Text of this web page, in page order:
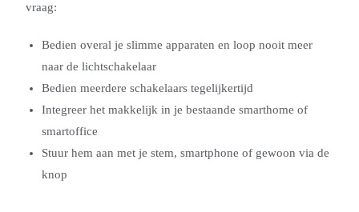
vraag:
Bedien overal je slimme apparaten en loop nooit meer
naar de lichtschakelaar
Bedien meerdere schakelaars tegelijkertijd
Integreer het makkelijk in je bestaande smarthome of
smartoffice
Stuur hem aan met je stem, smartphone of gewoon via de
knop